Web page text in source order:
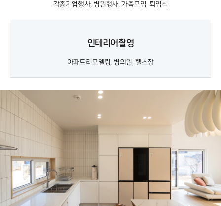
각종기업행사, 병원행사, 가족모임, 퇴임식
인테리어촬영
아파트리모델링, 병의원, 헬스장